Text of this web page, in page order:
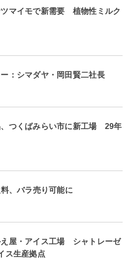
ツマイモで新需要 植物性ミルク
：シマダヤ・岡田賢二社長
、つくばみらい市に新工場 29年
、バラ売り可能に
え屋・アイス工場 シャトレーゼ
ス生産拠点